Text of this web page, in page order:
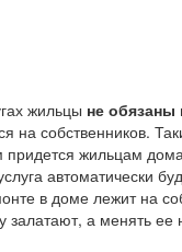
жильцы не обязаны
на собственников.
придется жильцам
автоматически
в доме лежит на
залатают, а менять ее